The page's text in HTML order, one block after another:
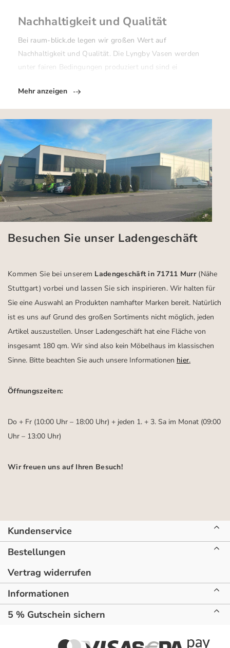
Nachhaltigkeit und Qualität
Bei raum-blick.de legen wir großen Wert auf
Nachhaltigkeit und Qualität. Die Lyngby Vasen werden
unter fairen Bedingungen produziert und sind ei
Mehr anzeigen
Besuchen Sie unser Ladengeschäft
Kommen Sie bei unserem Ladengeschäft in 71711 Murr (Nähe
Stuttgart) vorbei und lassen Sie sich inspirieren.Wir halten für
Sie eine Auswahl an Produkten namhafter Marken bereit. Natürlich
ist es uns auf Grund des großen Sortiments nicht möglich, jeden
Artikel auszustellen. Unser Ladengeschäft hat eine Fläche von
insgesamt 180 qm. Wir sind also kein Möbelhaus im klassischen
Sinne. Bitte beachten Sie auch unsere Informationen hier.
Öffnungszeiten:
Do + Fr (10:00 Uhr – 18:00 Uhr) + jeden 1. + 3. Sa im Monat (09:00
Uhr – 13:00 Uhr)
Wir freuen uns auf Ihren Besuch!
Kundenservice
Bestellungen
Vertrag widerrufen
Informationen
5 % Gutschein sichern